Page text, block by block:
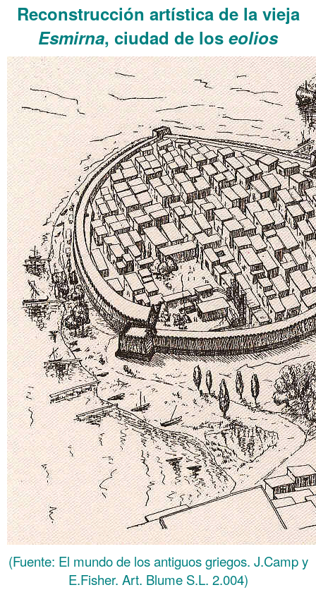
Reconstrucción artística de la vieja
Esmirna, ciudad de los eolios
(Fuente: El mundo de los antiguos griegos. J.Camp y
E.Fisher. Art. Blume S.L. 2.004)